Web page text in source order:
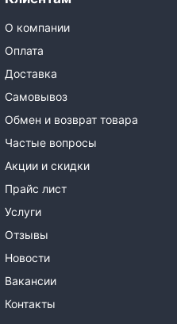
О компании
Оплата
Доставка
Самовывоз
Обмен и возврат товара
Частые вопросы
Акции и скидки
Прайс лист
Услуги
Отзывы
Новости
Вакансии
Контакты